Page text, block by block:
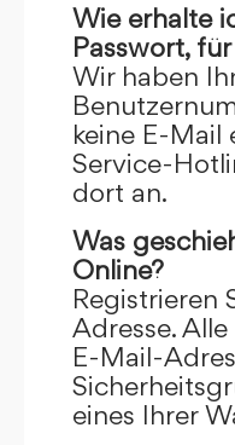
Wie erhalte
Passwort,
Wir haben
keine E-Mail
Service-
dort an.
Was
Online?
Registrieren
Adresse.
E-Mail-
eines Ihrer